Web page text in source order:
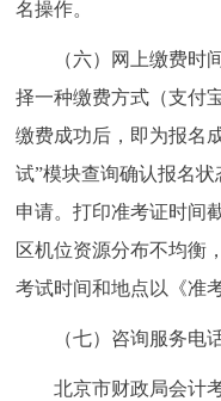
名操作。
（六）网上缴费时
择一种缴费方式（支付
缴费成功后，即为报名
试”模块查询确认报名
申请。打印准考证时间
区机位资源分布不均衡
考试时间和地点以《准
（七）咨询服务电
北京市财政局会计